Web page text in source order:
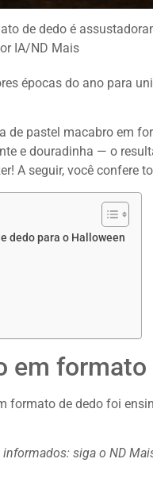
de dedo é
IA/ND Mais
épocas do ano para
de pastel macabro em
e douradinha — o
A seguir, você confere
dedo para o Halloween
em
formato de dedo foi
siga o ND